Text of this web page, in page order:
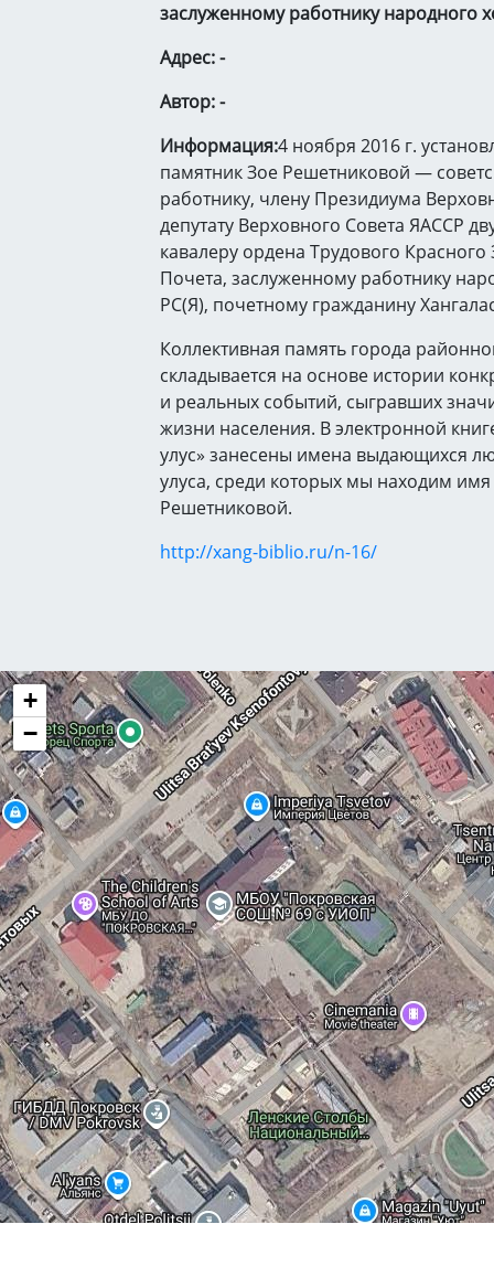
заслуженному работнику народного
Адрес: -
Автор: -
Информация:4 ноября 2016 г.
памятник Зое Решетниковой —
работнику, члену Президиума
депутату Верховного Совета ЯАССР
кавалеру ордена Трудового
Почета, заслуженному работнику
РС(Я), почетному гражданину
Коллективная память города
складывается на основе истории
и реальных событий, сыгравших
жизни населения. В электронной
улус» занесены имена выдающихся
улуса, среди которых мы находим
Решетниковой.
http://xang-biblio.ru/n-16/
+
−